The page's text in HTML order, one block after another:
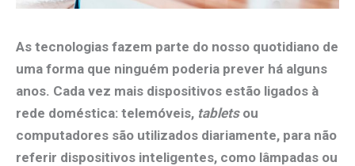
As tecnologias fazem parte do nosso quotidiano de
uma forma que ninguém poderia prever há alguns
anos. Cada vez mais dispositivos estão ligados à
rede doméstica: telemóveis, tabletsou
computadores são utilizados diariamente, para não
referir dispositivos inteligentes, como lâmpadas ou